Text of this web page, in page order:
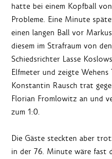
hatte bei einem Kopfball
Probleme. Eine Minute
einen langen Ball vor
diesem im Strafraum von
Schiedsrichter Lasse
Elfmeter und zeigte
Konstantin Rausch trat
Florian Fromlowitz an und
zum 1:0.
Die Gäste steckten aber
in der 76. Minute wäre fast